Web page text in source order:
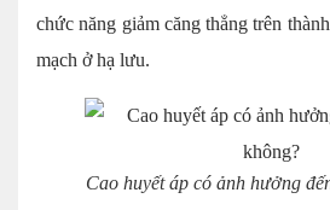
chức năng giảm căng thẳng trên
mạch ở hạ lưu.
Cao huyết áp có ảnh hưởng